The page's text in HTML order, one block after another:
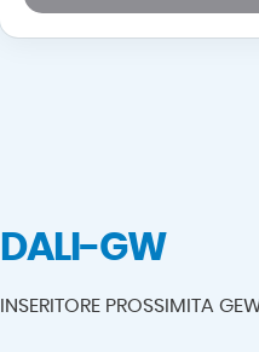
DALI-GW
INSERITORE PROSSIMITA